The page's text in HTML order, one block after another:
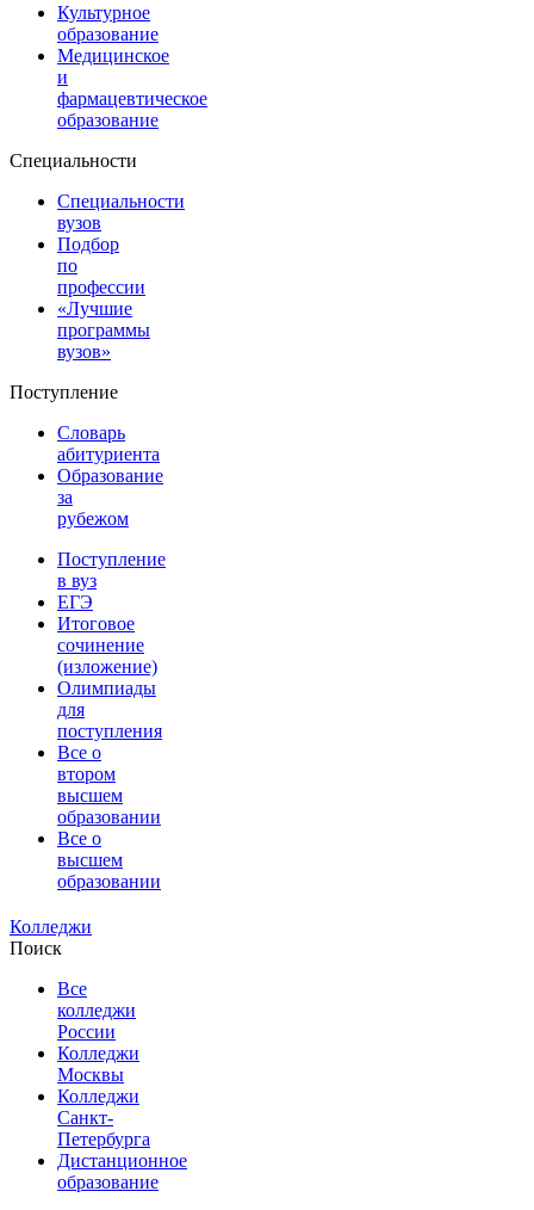
Культурное
образование
Медицинское
и
фармацевтическое
образование
Специальности
Специальности
вузов
Подбор
по
профессии
«Лучшие
программы
вузов»
Поступление
Словарь
абитуриента
Образование
за
рубежом
Поступление
в вуз
ЕГЭ
Итоговое
сочинение
(изложение)
Олимпиады
для
поступления
Все о
втором
высшем
образовании
Все о
высшем
образовании
Колледжи
Поиск
Все
колледжи
России
Колледжи
Москвы
Колледжи
Санкт-
Петербурга
Дистанционное
образование